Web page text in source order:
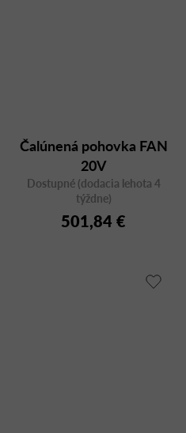
Čalúnená pohovka FAN
20V
Dostupné (dodacia lehota 4
týždne)
501,84 €